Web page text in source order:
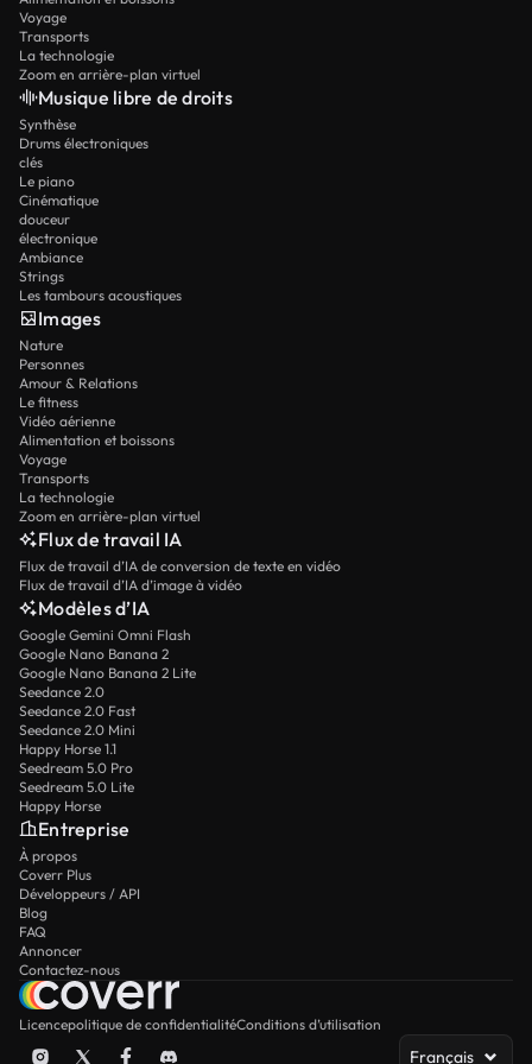
Voyage
Transports
La technologie
Zoom en arrière-plan virtuel
Musique libre de droits
Synthèse
Drums électroniques
clés
Le piano
Cinématique
douceur
électronique
Ambiance
Strings
Les tambours acoustiques
Images
Nature
Personnes
Amour & Relations
Le fitness
Vidéo aérienne
Alimentation et boissons
Voyage
Transports
La technologie
Zoom en arrière-plan virtuel
Flux de travail IA
Flux de travail d’IA de conversion de texte en vidéo
Flux de travail d’IA d’image à vidéo
Modèles d’IA
Google Gemini Omni Flash
Google Nano Banana 2
Google Nano Banana 2 Lite
Seedance 2.0
Seedance 2.0 Fast
Seedance 2.0 Mini
Happy Horse 1.1
Seedream 5.0 Pro
Seedream 5.0 Lite
Happy Horse
Entreprise
À propos
Coverr Plus
Développeurs / API
Blog
FAQ
Annoncer
Contactez-nous
Licencepolitique de confidentialitéConditions d’utilisation
Français